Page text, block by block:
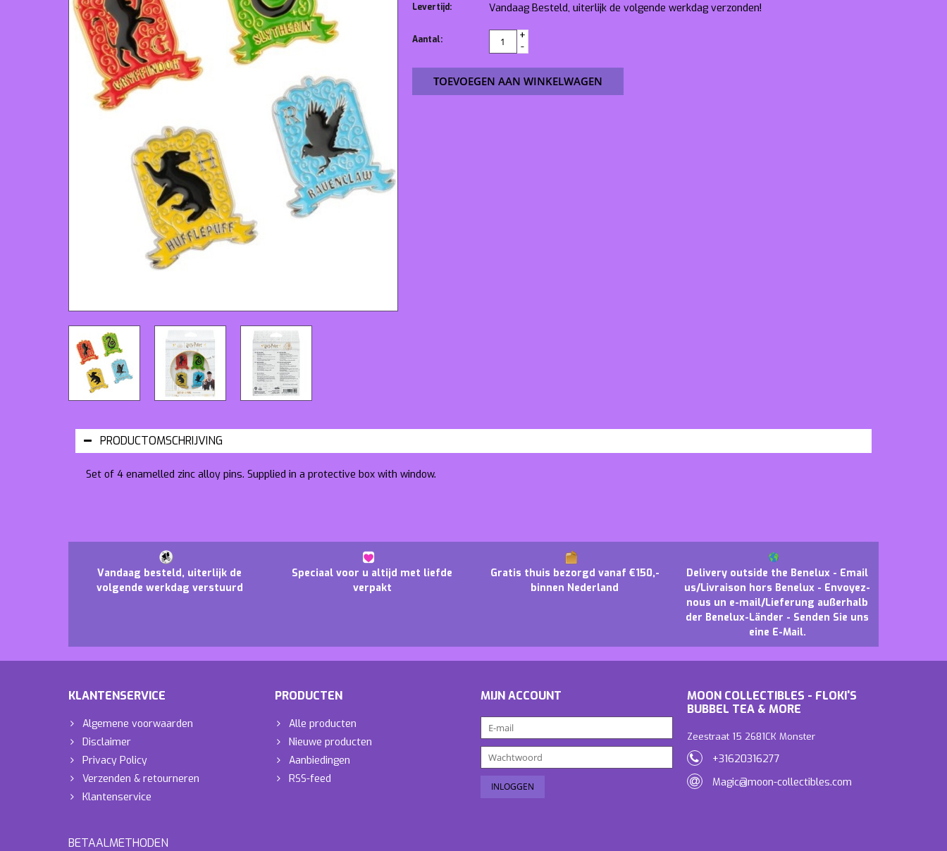
Levertijd: Vandaag Besteld, uiterlijk de volgende werkdag verzonden!
Aantal:
+
-
TOEVOEGEN AAN WINKELWAGEN
PRODUCTOMSCHRIJVING
Set of 4 enamelled zinc alloy pins. Supplied in a protective box with window.
Vandaag besteld, uiterlijk de
volgende werkdag verstuurd
Speciaal voor u altijd met liefde
verpakt
Gratis thuis bezorgd vanaf €150,-
binnen Nederland
Delivery outside the Benelux - Email
us/Livraison hors Benelux - Envoyez-
nous un e-mail/Lieferung außerhalb
der Benelux-Länder - Senden Sie uns
eine E-Mail.
KLANTENSERVICE
Algemene voorwaarden
Disclaimer
Privacy Policy
Verzenden & retourneren
Klantenservice
PRODUCTEN
Alle producten
Nieuwe producten
Aanbiedingen
RSS-feed
MIJN ACCOUNT
MOON COLLECTIBLES - FLOKI'S
BUBBEL TEA & MORE
Zeestraat 15 2681CK Monster
+31620316277
Magic@moon-collectibles.com
BETAALMETHODEN